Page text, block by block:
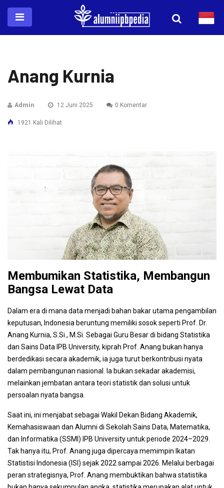
Anang Kurnia
Admin 12 Juni 2025 0 Komentar
1921 Kali Dilihat
Membumikan Statistika, Membangun
Bangsa Lewat Data
Dalam era di mana data menjadi bahan bakar utama pengambilan
keputusan, Indonesia beruntung memiliki sosok seperti Prof. Dr.
Anang Kurnia, S.Si., M.Si. Sebagai Guru Besar di bidang Statistika
dan Sains Data IPB University, kiprah Prof. Anang bukan hanya
berdedikasi secara akademik, ia juga turut berkontribusi nyata
dalam pembangunan nasional. Ia bukan sekadar akademisi,
melainkan jembatan antara teori statistik dan solusi untuk
persoalan nyata bangsa.
Saat ini, ini menjabat sebagai Wakil Dekan Bidang Akademik,
Kemahasiswaan dan Alumni di Sekolah Sains Data, Matematika,
dan Informatika (SSMI) IPB University untuk periode 2024–2029.
Tak hanya itu, Prof. Anang juga dipercaya memimpin Ikatan
Statistisi Indonesia (ISI) sejak 2022 sampai 2026. Melalui berbagai
peran strategisnya, Prof. Anang membuktikan bahwa statistika